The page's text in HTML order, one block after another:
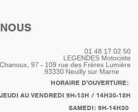
01 48 17 02 50
LEGENDES Motociste
97 - 109 rue des Frères Lumière
93330 Neuilly sur Marne
HORAIRE D'OUVERTURE:
JEUDI AU VENDREDI 9H-13H / 14H30-18H
SAMEDI: 9H-14H30